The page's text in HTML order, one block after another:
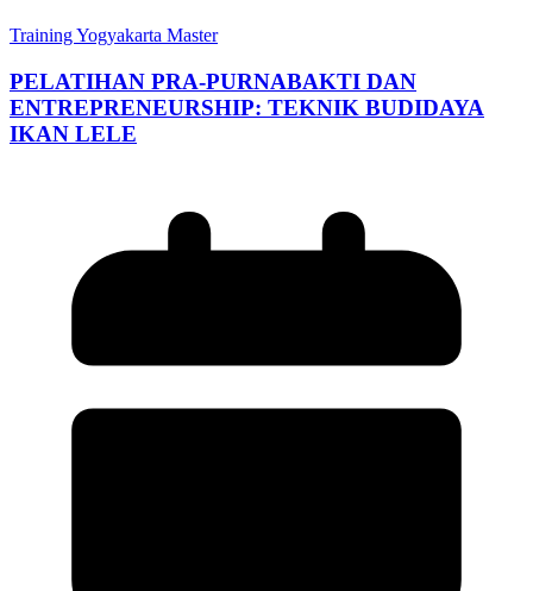
Training Yogyakarta Master
PELATIHAN PRA-PURNABAKTI DAN
ENTREPRENEURSHIP: TEKNIK BUDIDAYA
IKAN LELE